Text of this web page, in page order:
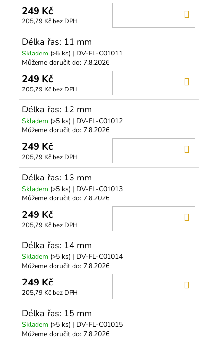
249 Kč
205,79 Kč bez DPH
Délka řas: 11 mm
Skladem (>5 ks) | DV-FL-C01011
Můžeme doručit do: 7.8.2026
249 Kč
205,79 Kč bez DPH
Délka řas: 12 mm
Skladem (>5 ks) | DV-FL-C01012
Můžeme doručit do: 7.8.2026
249 Kč
205,79 Kč bez DPH
Délka řas: 13 mm
Skladem (>5 ks) | DV-FL-C01013
Můžeme doručit do: 7.8.2026
249 Kč
205,79 Kč bez DPH
Délka řas: 14 mm
Skladem (>5 ks) | DV-FL-C01014
Můžeme doručit do: 7.8.2026
249 Kč
205,79 Kč bez DPH
Délka řas: 15 mm
Skladem (>5 ks) | DV-FL-C01015
Můžeme doručit do: 7.8.2026